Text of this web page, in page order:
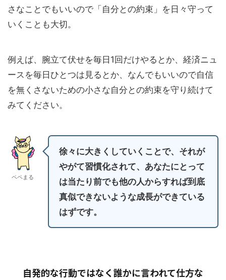
さなことでもいいので「自分との約束」を日々守って
いくことも大切。
例えば、腕立て伏せを毎日1回だけやるとか、経済ニュ
ースを毎日ひとつは見るとか、なんでもいいので自信
を無くさないための小さな自分との約束を守り続けて
みてください。
ペペまる
徐々に大きくしていくことで、それが
やがて習慣化されて、あなたにとって
は当たり前でも他の人からすれば到底
真似できないような成長ができている
はずです。
自発的な行動ではなく誰かに言われて仕方な